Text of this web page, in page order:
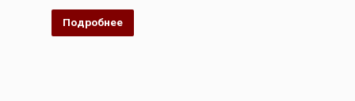
Оценка
из
Подробнее